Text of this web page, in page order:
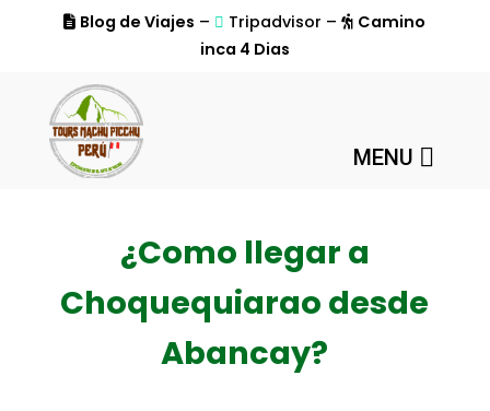
Blog de Viajes – Tripadvisor –
Camino
inca 4 Dias
MENU
¿Como llegar a
Choquequiarao desde
Abancay?